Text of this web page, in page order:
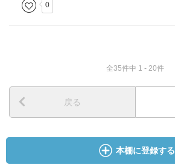
0
全35件中 1 - 20件
戻る
本棚に登録する